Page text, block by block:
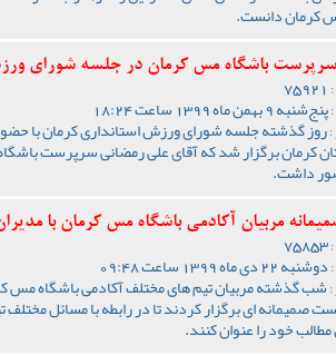
کرمان دانست.
سرپرست باشگاه مس کرمان در جلسه شورای
:پنج‌شنبه 9 بهمن ماه 1399 ساعت 18:24
:روز گذشته جلسه شورای ورزش استانداری کرمان با
کرمان برگزار شد که آقای علی رمضانی سرپرست
داشت.
مربیان آکادمی باشگاه مس کرمان با
75853
:دوشنبه 22 دی ماه 1399 ساعت 09:48
:شب گذشته مربیان تیم های مختلف آکادمی باشگاه مس
صمیمانه ای برگزار کردند تا در رابطه با مسائل مختلف
خود را عنوان کنند.